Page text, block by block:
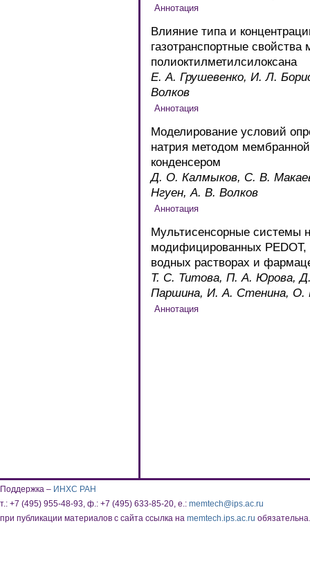
Влияние типа и
газотранспортные
полиоктилметилсилоксана
Е. А. Грушевенко, И. Л.
Волков
Моделирование условий
натрия методом
конденсером
Д. О. Калмыков, С. В.
Нгуен, А. В. Волков
Мультисенсорные системы
модифицированных
водных растворах и
Т. С. Титова, П. А. Юрова,
Паршина, И. А. Стенина, О.
Поддержка – ИНХС РАН
т.: +7 (495) 955-48-93, ф.: +7 (495) 633-85-20, e.: memtech@ips.ac.ru
при публикации материалов с сайта ссылка на memtech.ips.ac.ru обязательна.